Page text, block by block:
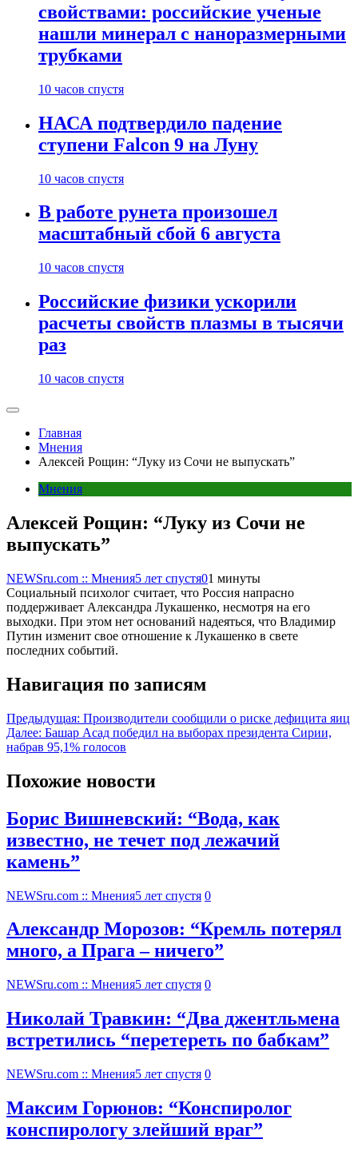
свойствами: российские ученые
нашли минерал с наноразмерными
трубками
10 часов спустя
НАСА подтвердило падение
ступени Falcon 9 на Луну
10 часов спустя
В работе рунета произошел
масштабный сбой 6 августа
10 часов спустя
Российские физики ускорили
расчеты свойств плазмы в тысячи
раз
10 часов спустя
Главная
Мнения
Алексей Рощин: “Луку из Сочи не выпускать”
Мнения
Алексей Рощин: “Луку из Сочи не
выпускать”
NEWSru.com :: Мнения5 лет спустя01 минуты
Социальный психолог считает, что Россия напрасно
поддерживает Александра Лукашенко, несмотря на его
выходки. При этом нет оснований надеяться, что Владимир
Путин изменит свое отношение к Лукашенко в свете
последних событий.
Навигация по записям
Предыдущая: Производители сообщили о риске дефицита яиц
Далее: Башар Асад победил на выборах президента Сирии,
набрав 95,1% голосов
Похожие новости
Борис Вишневский: “Вода, как
известно, не течет под лежачий
камень”
NEWSru.com :: Мнения5 лет спустя 0
Александр Морозов: “Кремль потерял
много, а Прага – ничего”
NEWSru.com :: Мнения5 лет спустя 0
Николай Травкин: “Два джентльмена
встретились “перетереть по бабкам”
NEWSru.com :: Мнения5 лет спустя 0
Максим Горюнов: “Конспиролог
конспирологу злейший враг”